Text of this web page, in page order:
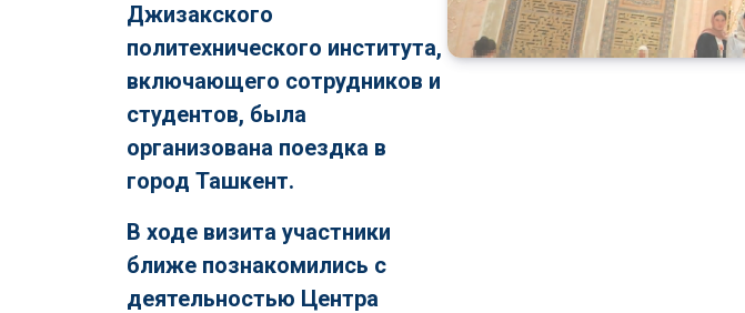
Джизакского
политехнического института,
включающего сотрудников и
студентов, была
организована поездка в
город Ташкент.
В ходе визита участники
ближе познакомились с
деятельностью Центра